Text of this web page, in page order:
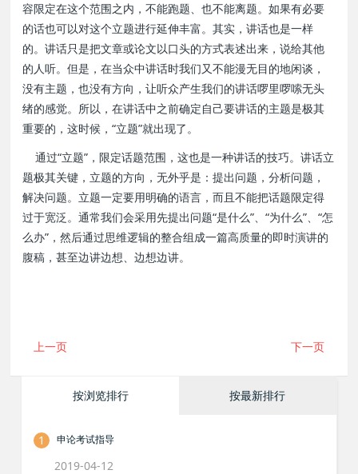
容限定在这个范围之内，不能跑题、也不能离题。如果有必要
的话也可以对这个立题进行延伸丰富。其实，讲话也是一样
的。讲话只是把文章或论文以口头的方式表述出来，说给其他
的人听。但是，在当众中讲话时我们又不能漫无目的地闲谈，
没有主题，也没有方向，让听众产生我们的讲话啰里啰嗦无头
绪的感觉。所以，在讲话中之前确定自己要讲话的主题是极其
重要的，这时候，“立题”就出现了。
通过“立题”，限定话题范围，这也是一种讲话的技巧。讲话立
题极其关键，立题的方向，无外乎是：提出问题，分析问题，
解决问题。立题一定要用明确的语言，而且不能把话题限定得
过于宽泛。通常我们会采用先提出问题“是什么”、“为什么”、“怎
么办”，然后通过思维逻辑的整合组成一篇高质量的即时演讲的
腹稿，甚至边讲边想、边想边讲。
上一页 下一页
按浏览排行 按最新排行
1 申论考试指导
2019-04-12